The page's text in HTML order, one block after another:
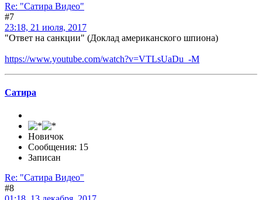
Re: "Сатира Видео"
#7
23:18, 21 июля, 2017
"Ответ на санкции" (Доклад американского шпиона)
https://www.youtube.com/watch?v=VTLsUaDu_-M
Сатира
Новичок
Сообщения: 15
Записан
Re: "Сатира Видео"
#8